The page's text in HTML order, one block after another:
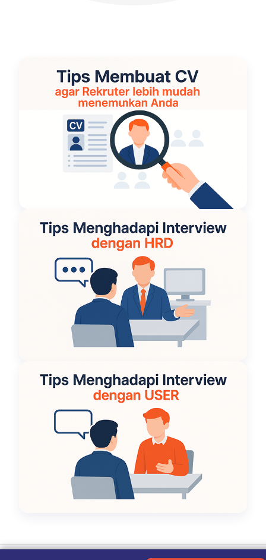
Kebijakan Privasi|Tentang Kami|